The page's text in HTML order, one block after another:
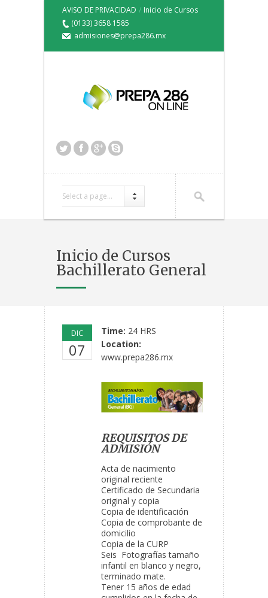
AVISO DE PRIVACIDAD / Inicio de Cursos
(0133) 3658 1585
admisiones@prepa286.mx
Select a page...
Inicio de Cursos
Bachillerato General
DIC
07
Time: 24 HRS
Location:
www.prepa286.mx
REQUISITOS DE
ADMISIÓN
Acta de nacimiento
original reciente
Certificado de Secundaria
original y copia
Copia de identificación
Copia de comprobante de
domicilio
Copia de la CURP
Seis Fotografías tamaño
infantil en blanco y negro,
terminado mate.
Tener 15 años de edad